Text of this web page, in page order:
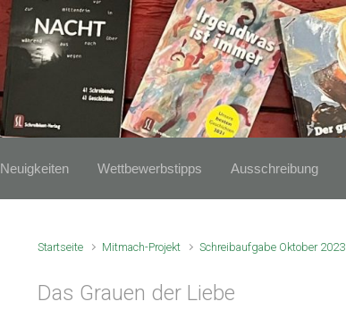
Neuigkeiten Wettbewerbstipps Ausschreibung
Startseite Mitmach-Projekt Schreibaufgabe Oktober 2023
Das Grauen der Liebe